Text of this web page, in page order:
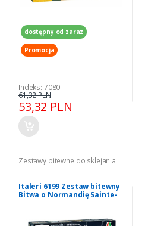
dostępny od zaraz
Promocja
Indeks: 7080
53,32 PLN
61,32 PLN
Zestawy bitewne do sklejania
Italeri 6199 Zestaw bitewny
Bitwa o Normandię Sainte-